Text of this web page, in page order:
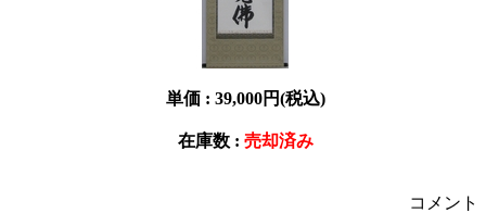
単価 : 39,000円(税込)
在庫数 : 売却済み
コメント